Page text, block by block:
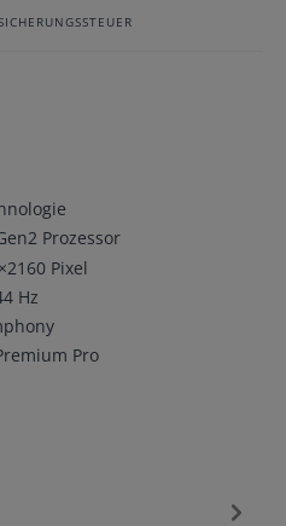
Prozessor
Pixel
Hz
Pro